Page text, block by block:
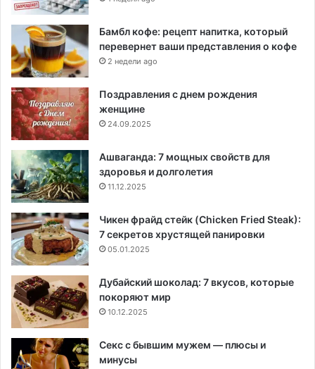
Бамбл кофе: рецепт напитка, который
перевернет ваши представления о кофе
2 недели ago
Поздравления с днем рождения
женщине
24.09.2025
Ашваганда: 7 мощных свойств для
здоровья и долголетия
11.12.2025
Чикен фрайд стейк (Chicken Fried Steak):
7 секретов хрустящей панировки
05.01.2025
Дубайский шоколад: 7 вкусов, которые
покоряют мир
10.12.2025
Секс с бывшим мужем — плюсы и
минусы